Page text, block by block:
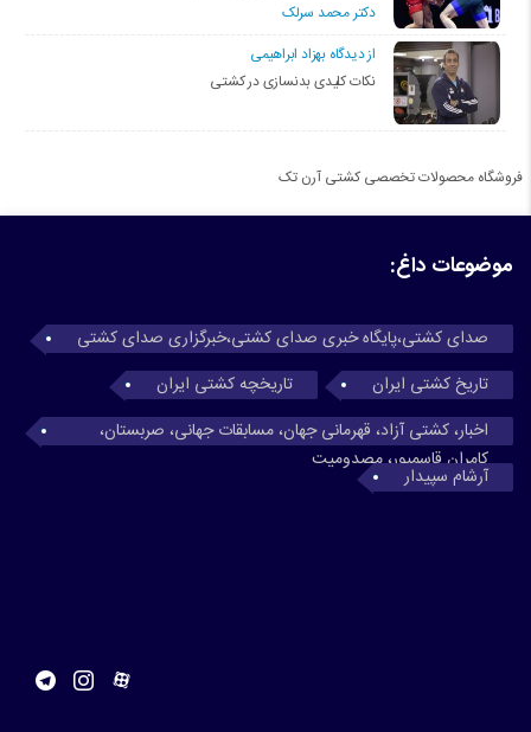
دکتر محمد سرلک
از دیدگاه بهزاد ابراهیمی
نکات کلیدی بدنسازی در کشتی
فروشگاه محصولات تخصصی کشتی آرن تک
موضوعات داغ:
صدای کشتی،پایگاه خبری صدای کشتی،خبرگزاری صدای کشتی
تاریخ کشتی ایران
تاریخچه کشتی ایران
اخبار، کشتی آزاد، قهرمانی جهان، مسابقات جهانی، صربستان،
کامران قاسمپور، مصدومیت
آرشام سپیدار